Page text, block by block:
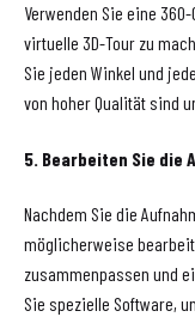
Verwenden Sie eine
virtuelle 3D-Tour zu
Sie jeden Winkel und
von hoher Qualität sind
5. Bearbeiten Sie die
Nachdem Sie die
möglicherweise
zusammenpassen und
Sie spezielle Software,